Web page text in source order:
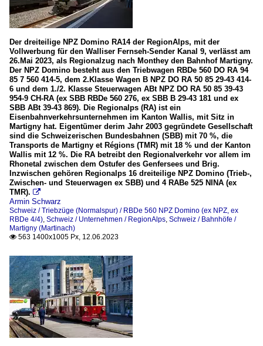
Der dreiteilige NPZ Domino RA14 der RegionAlps, mit der
Vollwerbung für den Walliser Fernseh-Sender Kanal 9, verlässt am
26.Mai 2023, als Regionalzug nach Monthey den Bahnhof Martigny.
Der NPZ Domino besteht aus den Triebwagen RBDe 560 DO RA 94
85 7 560 414-5, dem 2.Klasse Wagen B NPZ DO RA 50 85 29-43 414-
6 und dem 1./2. Klasse Steuerwagen ABt NPZ DO RA 50 85 39-43
954-9 CH-RA (ex SBB RBDe 560 276, ex SBB B 29-43 181 und ex
SBB ABt 39-43 869). Die Regionalps (RA) ist ein
Eisenbahnverkehrsunternehmen im Kanton Wallis, mit Sitz in
Martigny hat. Eigentümer derim Jahr 2003 gegründete Gesellschaft
sind die Schweizerischen Bundesbahnen (SBB) mit 70 %, die
Transports de Martigny et Régions (TMR) mit 18 % und der Kanton
Wallis mit 12 %. Die RA betreibt den Regionalverkehr vor allem im
Rhonetal zwischen dem Ostufer des Genfersees und Brig.
Inzwischen gehören Regionalps 16 dreiteilige NPZ Domino (Trieb-,
Zwischen- und Steuerwagen ex SBB) und 4 RABe 525 NINA (ex
TMR). 
Armin Schwarz
Schweiz / Triebzüge (Normalspur) / RBDe 560 NPZ Domino (ex NPZ, ex
RBDe 4/4) Schweiz / Unternehmen / RegionAlps Schweiz / Bahnhöfe /
Martigny (Martinach)
 563 1400x1005 Px, 12.06.2023